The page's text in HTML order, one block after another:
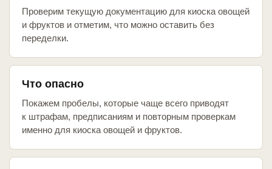
Проверим текущую документацию для киоска овощей
и фруктов и отметим, что можно оставить без
переделки.
Что опасно
Покажем пробелы, которые чаще всего приводят
к штрафам, предписаниям и повторным проверкам
именно для киоска овощей и фруктов.